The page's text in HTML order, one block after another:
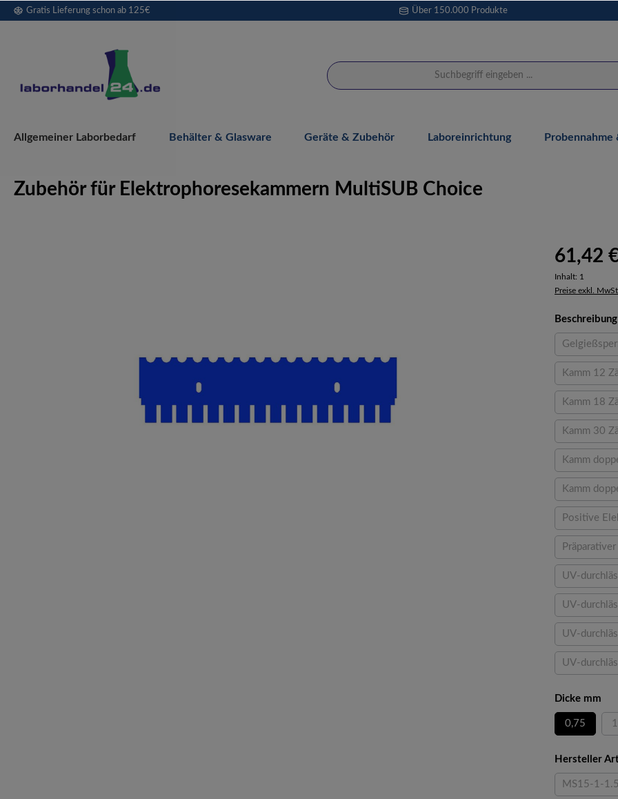
Zur Hauptnavigation springen
Gratis Lieferung schon ab 125€ Über 150.000 Produkte
Allgemeiner Laborbedarf Behälter & Glasware Geräte & Zubehör Laboreinrichtung
Zubehör für Elektrophoresekammern MultiSUB Choice
61,42
Inhalt: 1
Preise exkl.
Beschreibung
Kamm 12
Kamm 18
Kamm 30
Kamm
Kamm
Positive
UV-
UV-
UV-
UV-
Dicke mm
0,75
Hersteller
MS15-1-1.5